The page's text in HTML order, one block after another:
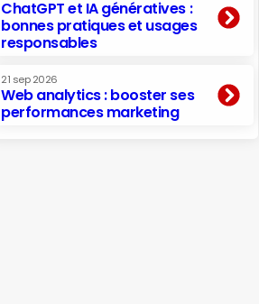
ChatGPT et IA génératives :
bonnes pratiques et usages
responsables
21 sep 2026
Web analytics : booster ses
performances marketing